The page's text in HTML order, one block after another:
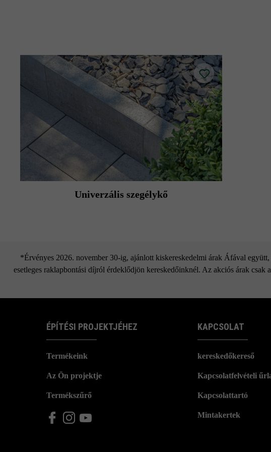
Univerzális szegélykő
*Érvényes 2026. november 30-ig, ajánlott kiskereskedelmi árak Áfával
esetleges raklapbontási díjról érdeklődjön kereskedőinknél. Az akciós árak
ÉPÍTÉSI PROJEKTJÉHEZ
Termékeink
Az Ön projektje
Termékszűrő
KAPCSOLAT
kereskedőkereső
Kapcsolatfelvételi
Kapcsolattartó
Mintakertek